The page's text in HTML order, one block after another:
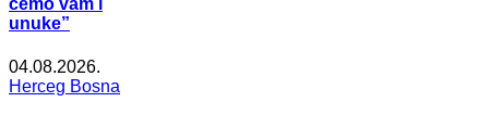
ćemo vam i
unuke”
04.08.2026.
Herceg Bosna